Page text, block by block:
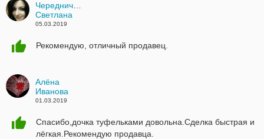
Чередниченко
Светлана
05.03.2019
Рекомендую, отличный продавец.
Алёна
Иванова
01.03.2019
Спасибо,дочка туфельками довольна.Сделка быстрая и
лёгкая.Рекомендую продавца.